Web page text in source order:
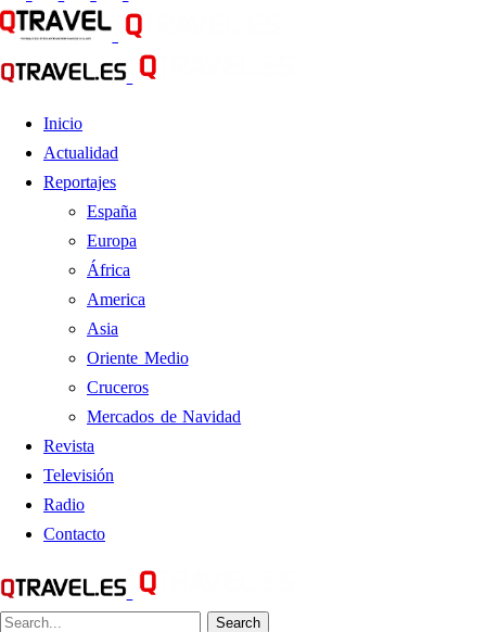
Inicio
Actualidad
Reportajes
España
Europa
África
America
Asia
Oriente Medio
Cruceros
Mercados de Navidad
Revista
Televisión
Radio
Contacto
Search